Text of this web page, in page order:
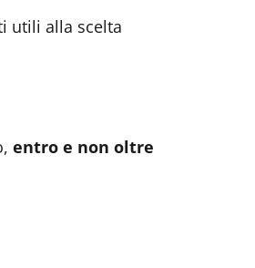
utili alla scelta
entro e non oltre